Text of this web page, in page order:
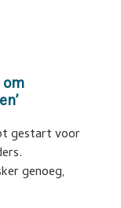
om
gestart voor
genoeg,